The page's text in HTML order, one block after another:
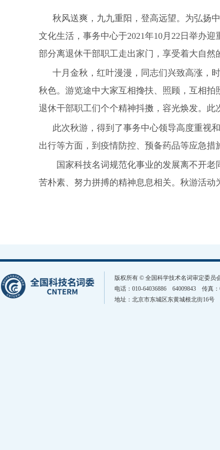
秋风送爽，九九重阳，登高远望。为弘扬
文化生活，事务中心于2021年10月 22 日举办迎
部分离退休干部职工走出家门，享受着大自然
十月金秋，红叶漫漫，同志们兴致高涨，
秋色。游览途中大家互相搀扶、照顾，互相
退休干部职工们个个精神抖擞，容光焕发。
此次秋游，得到了事务中心领导高度重视
出行等方面，到疫情防控、预备药品等应急
国家科技名词规范化事业的发展离不开老
苦朴素、努力拼搏的精神息息相关。秋游活
版权所有 © 全国科学技术名词审定委
电话：010-64036886 64009843 传真
地址：北京市东城区东黄城根北街16